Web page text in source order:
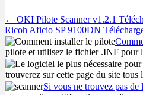
Post
navigation
← OKI Pilote Scanner v1.2.1
Ricoh Aficio SP 9100DN
pilote et utilisez le fichier .INF pour
trouverez sur cette page du site
Si vous ne trouvez pas